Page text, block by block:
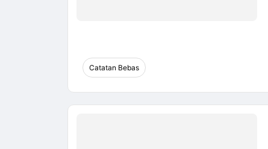
Catatan Bebas